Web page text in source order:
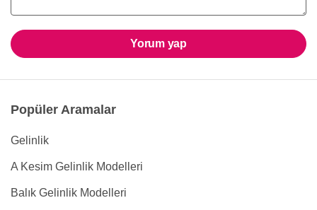
Yorum yap
Popüler Aramalar
Gelinlik
A Kesim Gelinlik Modelleri
Balık Gelinlik Modelleri